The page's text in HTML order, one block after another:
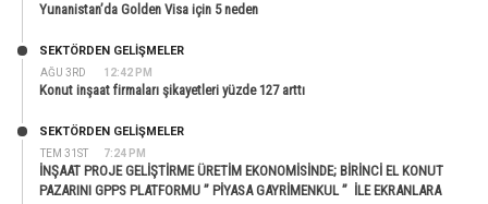
Yunanistan’da Golden Visa için 5 neden
AĞU 3RD 12:42 PM
SEKTÖRDEN GELIŞMELER
Konut inşaat firmaları şikayetleri yüzde 127 arttı
TEM 31ST 7:24 PM
SEKTÖRDEN GELIŞMELER
İNŞAAT PROJE GELİŞTİRME ÜRETİM EKONOMİSİNDE; BİRİNCİ EL KONUT
PAZARINI GPPS PLATFORMU ” PİYASA GAYRİMENKUL ” İLE EKRANLARA